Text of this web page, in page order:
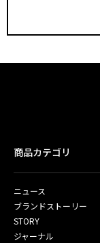
商品カテゴリ
ニュース
ブランドストーリー
STORY
ジャーナル